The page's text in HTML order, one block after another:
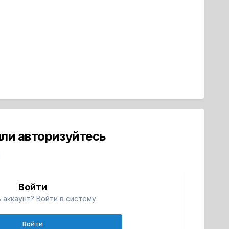
авторизуйтесь
Войти
Войти в систему.
Войти